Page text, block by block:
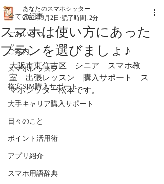
全ての記事
ごあいさつ
ご案内
スマホレッスン
格安SIM購入サポート
大手キャリア購入サポート
日々のこと
ポイント活用術
アプリ紹介
スマホ用語辞典
スマホは使い方にあった
プランを選びましょ♪
あなたのスマホシッター
2022年9月2日 読了時間: 2分
大阪市東住吉区　シニア　スマホ教
室　出張レッスン　購入サポート　ス
マホシッター松本です。